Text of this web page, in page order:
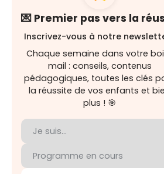
💌 Premier pas vers la
Inscrivez-vous à notre
Chaque semaine dans votre
mail : conseils, contenus
pédagogiques, toutes les clés
la réussite de vos enfants et
plus ! 🎯